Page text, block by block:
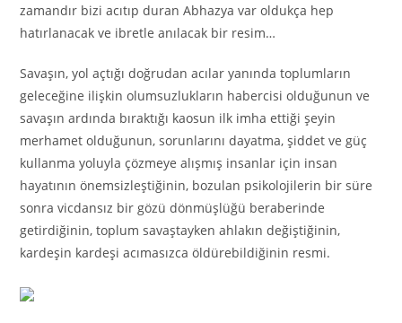
zamandır bizi acıtıp duran Abhazya var oldukça hep
hatırlanacak ve ibretle anılacak bir resim…
Savaşın, yol açtığı doğrudan acılar yanında toplumların
geleceğine ilişkin olumsuzlukların habercisi olduğunun ve
savaşın ardında bıraktığı kaosun ilk imha ettiği şeyin
merhamet olduğunun, sorunlarını dayatma, şiddet ve güç
kullanma yoluyla çözmeye alışmış insanlar için insan
hayatının önemsizleştiğinin, bozulan psikolojilerin bir süre
sonra vicdansız bir gözü dönmüşlüğü beraberinde
getirdiğinin, toplum savaştayken ahlakın değiştiğinin,
kardeşin kardeşi acımasızca öldürebildiğinin resmi.